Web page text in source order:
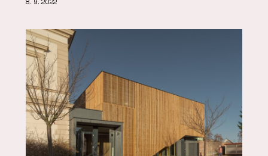
8. 9. 2022